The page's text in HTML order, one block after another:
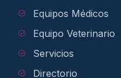
Equipos Médicos
Equipo Veterinario
Servicios
Directorio